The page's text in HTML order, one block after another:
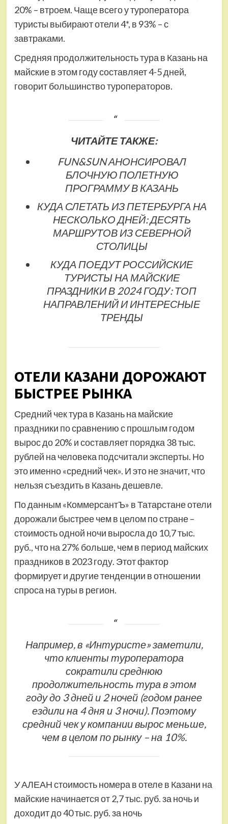
20% – втроем. Чаще всего у туроператора
туристы выбирают отели 4*, в 93% – с
завтраками.
Средняя продолжительность тура в Казань на
майские в этом году составляет 4-5 дней,
говорит большинство туроператоров.
ЧИТАЙТЕ ТАКЖЕ:
FUN&SUN АНОНСИРОВАЛ
БЛОЧНУЮ ПОЛЕТНУЮ
ПРОГРАММУ В КАЗАНЬ
КУДА СЛЕТАТЬ ИЗ ПЕТЕРБУРГА НА
НЕСКОЛЬКО ДНЕЙ: ДЕСЯТЬ
МАРШРУТОВ ИЗ СЕВЕРНОЙ
СТОЛИЦЫ
КУДА ПОЕДУТ РОССИЙСКИЕ
ТУРИСТЫ НА МАЙСКИЕ
ПРАЗДНИКИ В 2024 ГОДУ: ТОП
НАПРАВЛЕНИЙ И ИНТЕРЕСНЫЕ
ТРЕНДЫ
ОТЕЛИ КАЗАНИ ДОРОЖАЮТ
БЫСТРЕЕ РЫНКА
Средний чек тура в Казань на майские
праздники по сравнению с прошлым годом
вырос до 20% и составляет порядка 38 тыс.
рублей на человека подсчитали эксперты. Но
это именно «средний чек». И это не значит, что
нельзя съездить в Казань дешевле.
По данным «КоммерсантЪ» в Татарстане отели
дорожали быстрее чем в целом по стране –
стоимость одной ночи выросла до 10,7 тыс.
руб., что на 27% больше, чем в период майских
праздников в 2023 году. Этот фактор
формирует и другие тенденции в отношении
спроса на туры в регион.
Например, в «Интуристе» заметили,
что клиенты туроператора
сократили среднюю
продолжительность тура в этом
году до 3 дней и 2 ночей (годом ранее
ездили на 4 дня и 3 ночи). Поэтому
средний чек у компании вырос меньше,
чем в целом по рынку – на 10%.
У АЛЕАН стоимость номера в отеле в Казани на
майские начинается от 2,7 тыс. руб. за ночь и
доходит до 40 тыс. руб. за ночь